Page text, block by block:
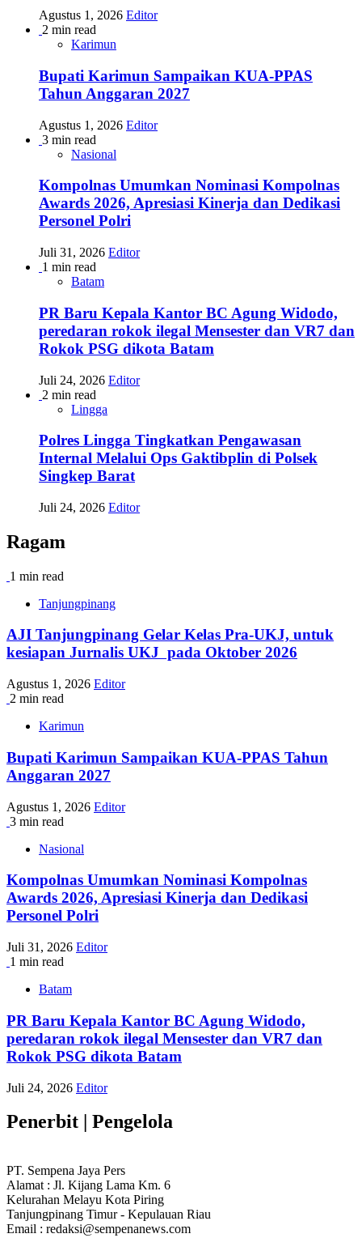
Agustus 1, 2026 Editor
2 min read
Karimun
Bupati Karimun Sampaikan KUA-PPAS
Tahun Anggaran 2027
Agustus 1, 2026 Editor
3 min read
Nasional
Kompolnas Umumkan Nominasi Kompolnas
Awards 2026, Apresiasi Kinerja dan Dedikasi
Personel Polri
Juli 31, 2026 Editor
1 min read
Batam
PR Baru Kepala Kantor BC Agung Widodo,
peredaran rokok ilegal Mensester dan VR7 dan
Rokok PSG dikota Batam
Juli 24, 2026 Editor
2 min read
Lingga
Polres Lingga Tingkatkan Pengawasan
Internal Melalui Ops Gaktibplin di Polsek
Singkep Barat
Juli 24, 2026 Editor
Ragam
1 min read
Tanjungpinang
AJI Tanjungpinang Gelar Kelas Pra-UKJ, untuk
kesiapan Jurnalis UKJ pada Oktober 2026
Agustus 1, 2026 Editor
2 min read
Karimun
Bupati Karimun Sampaikan KUA-PPAS Tahun
Anggaran 2027
Agustus 1, 2026 Editor
3 min read
Nasional
Kompolnas Umumkan Nominasi Kompolnas
Awards 2026, Apresiasi Kinerja dan Dedikasi
Personel Polri
Juli 31, 2026 Editor
1 min read
Batam
PR Baru Kepala Kantor BC Agung Widodo,
peredaran rokok ilegal Mensester dan VR7 dan
Rokok PSG dikota Batam
Juli 24, 2026 Editor
Penerbit | Pengelola
PT. Sempena Jaya Pers
Alamat : Jl. Kijang Lama Km. 6
Kelurahan Melayu Kota Piring
Tanjungpinang Timur - Kepulauan Riau
Email : redaksi@sempenanews.com